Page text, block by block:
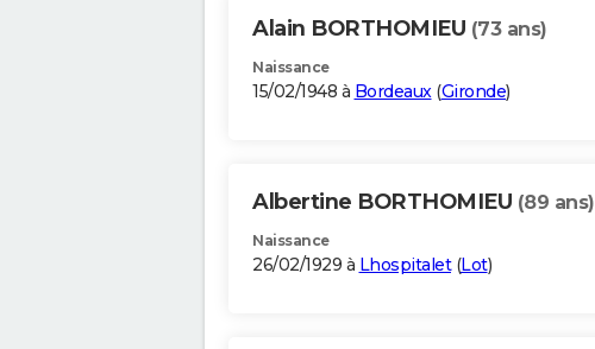
Alain BORTHOMIEU (73 ans)
Naissance
15/02/1948 à Bordeaux(Gironde)
Albertine BORTHOMIEU (89 ans)
Naissance
26/02/1929 à Lhospitalet(Lot)